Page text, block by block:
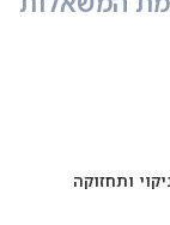
ותחזוקה